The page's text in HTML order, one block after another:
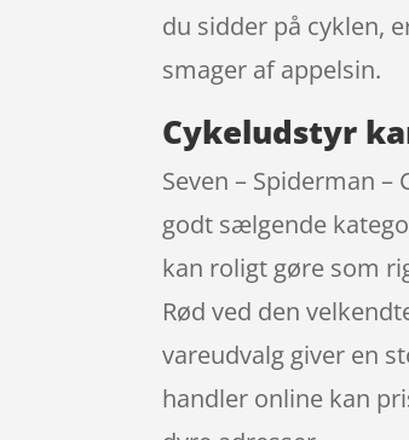
du sidder på cyklen,
smager af appelsin.
Cykeludstyr
Seven – Spiderman
godt sælgende
kan roligt gøre som
Rød ved den
vareudvalg giver en
handler online kan